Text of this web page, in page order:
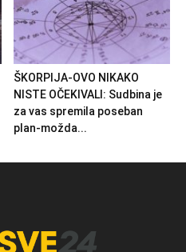
ŠKORPIJA-OVO NIKAKO
NISTE OČEKIVALI: Sudbina je
za vas spremila poseban
plan-možda...